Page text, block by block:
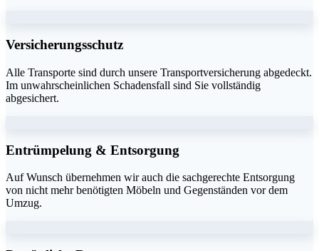
Versicherungsschutz
Alle Transporte sind durch unsere Transportversicherung abgedeckt.
Im unwahrscheinlichen Schadensfall sind Sie vollständig
abgesichert.
Entrümpelung & Entsorgung
Auf Wunsch übernehmen wir auch die sachgerechte Entsorgung
von nicht mehr benötigten Möbeln und Gegenständen vor dem
Umzug.